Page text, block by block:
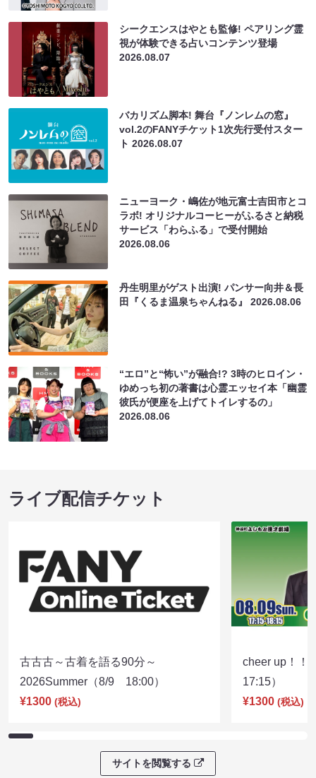
シークエンスはやとも監修! ペアリング霊
視が体験できる占いコンテンツ登場
2026.08.07
バカリズム脚本! 舞台『ノンレムの窓』
vol.2のFANYチケット1次先行受付スター
ト2026.08.07
ニューヨーク・嶋佐が地元富士吉田市とコ
ラボ! オリジナルコーヒーがふるさと納税
サービス「わらふる」で受付開始
2026.08.06
丹生明里がゲスト出演! パンサー向井＆長
田『くるま温泉ちゃんねる』2026.08.06
“エロ”と“怖い”が融合!? 3時のヒロイン・
ゆめっち初の著書は心霊エッセイ本「幽霊
彼氏が便座を上げてトイレするの」
2026.08.06
ライブ配信チケット
古古古～古着を語る90分～
2026Summer（8/9 18:00）
¥1300 (税込)
cheer up！
17:15）
¥1300 (税込)
サイトを閲覧する